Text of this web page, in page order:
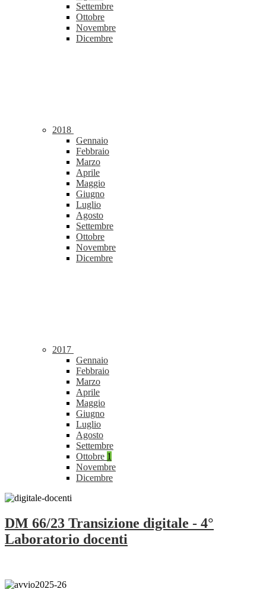
Settembre
Ottobre
Novembre
Dicembre
2018
Gennaio
Febbraio
Marzo
Aprile
Maggio
Giugno
Luglio
Agosto
Settembre
Ottobre
Novembre
Dicembre
2017
Gennaio
Febbraio
Marzo
Aprile
Maggio
Giugno
Luglio
Agosto
Settembre
Ottobre 1
Novembre
Dicembre
DM 66/23 Transizione digitale - 4°
Laboratorio docenti